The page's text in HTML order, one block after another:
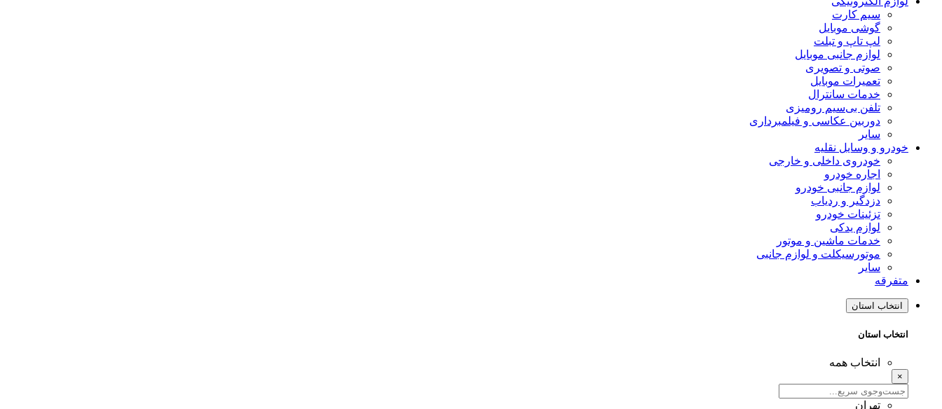
سیم کارت
گوشی موبایل
لپ تاپ و تبلت
لوازم جانبی موبایل
صوتی و تصویری
تعمیرات موبایل
خدمات سانترال
تلفن بی‌سیم رومیزی
دوربین عکاسی و فیلمبرداری
سایر
خودرو و وسایل نقلیه
خودروی داخلی و خارجی
اجاره خودرو
لوازم جانبی خودرو
دزدگیر و ردیاب
تزئینات خودرو
لوازم یدکی
خدمات ماشین و موتور
موتورسیکلت و لوازم جانبی
سایر
متفرقه
انتخاب استان
انتخاب استان
انتخاب همه
×
تهران